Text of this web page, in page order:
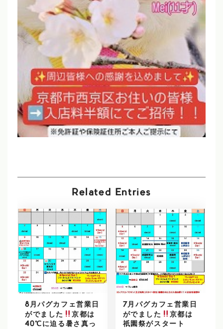
Related Entries
8月パグカフェ営業日
がでました
京都は
40℃に迫る暑さ真っ
7月パグカフェ営業日
がでました
京都は
祇園祭がスタート